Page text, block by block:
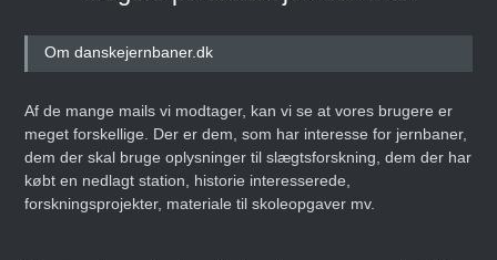
Om danskejernbaner.dk
Af de mange mails vi modtager, kan vi se at vores brugere er
meget forskellige. Der er dem, som har interesse for jernbaner,
dem der skal bruge oplysninger til slægtsforskning, dem der har
købt en nedlagt station, historie interesserede,
forskningsprojekter, materiale til skoleopgaver mv.